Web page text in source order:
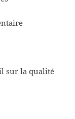
sur la qualité